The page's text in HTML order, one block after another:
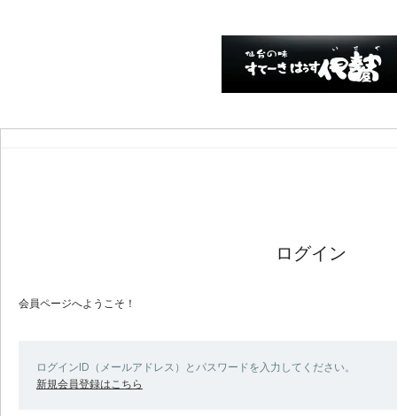
ログイン
会員ページへようこそ！
ログインID（メールアドレス）とパスワードを入力してください。
新規会員登録はこちら